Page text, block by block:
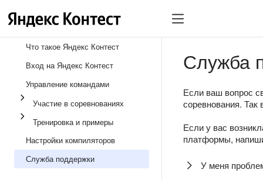
Что такое Яндекс Контест
Вход на Яндекс Контест
Управление командами
Участие в соревнованиях
Тренировка и примеры
Настройки компиляторов
Служба поддержки
Служба
Если ваш вопрос
соревнования. Так
Если у вас
платформы,
У меня